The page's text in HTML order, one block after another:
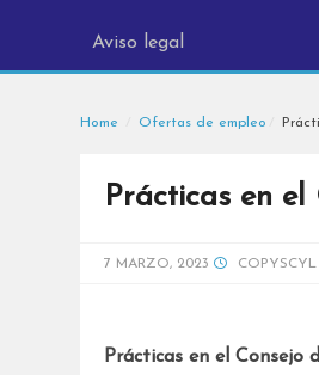
Aviso legal
Home Ofertas de empleo
Prácticas en el
7 MARZO, 2023 COPYSCYL
Prácticas en el Consejo